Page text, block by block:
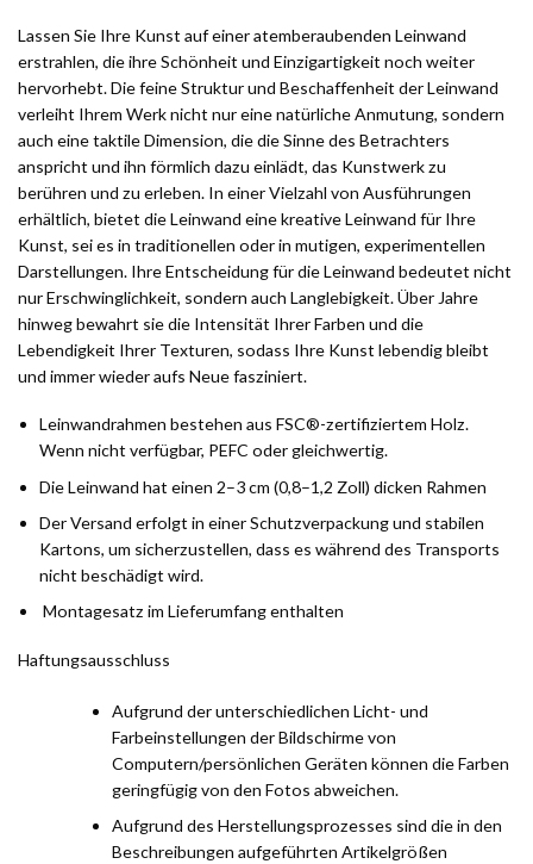
Lassen Sie Ihre Kunst auf einer atemberaubenden Leinwand
erstrahlen, die ihre Schönheit und Einzigartigkeit noch weiter
hervorhebt. Die feine Struktur und Beschaffenheit der Leinwand
verleiht Ihrem Werk nicht nur eine natürliche Anmutung, sondern
auch eine taktile Dimension, die die Sinne des Betrachters
anspricht und ihn förmlich dazu einlädt, das Kunstwerk zu
berühren und zu erleben. In einer Vielzahl von Ausführungen
erhältlich, bietet die Leinwand eine kreative Leinwand für Ihre
Kunst, sei es in traditionellen oder in mutigen, experimentellen
Darstellungen. Ihre Entscheidung für die Leinwand bedeutet nicht
nur Erschwinglichkeit, sondern auch Langlebigkeit. Über Jahre
hinweg bewahrt sie die Intensität Ihrer Farben und die
Lebendigkeit Ihrer Texturen, sodass Ihre Kunst lebendig bleibt
und immer wieder aufs Neue fasziniert.
Leinwandrahmen bestehen aus FSC®-zertifiziertem Holz.
Wenn nicht verfügbar, PEFC oder gleichwertig.
Die Leinwand hat einen 2–3 cm (0,8–1,2 Zoll) dicken Rahmen
Der Versand erfolgt in einer Schutzverpackung und stabilen
Kartons, um sicherzustellen, dass es während des Transports
nicht beschädigt wird.
Montagesatz im Lieferumfang enthalten
Haftungsausschluss
Aufgrund der unterschiedlichen Licht- und
Farbeinstellungen der Bildschirme von
Computern/persönlichen Geräten können die Farben
geringfügig von den Fotos abweichen.
Aufgrund des Herstellungsprozesses sind die in den
Beschreibungen aufgeführten Artikelgrößen